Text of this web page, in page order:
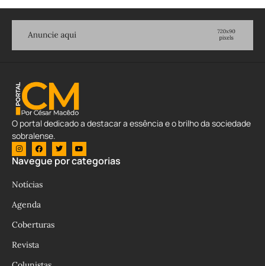
O portal dedicado a destacar a essência e o brilho da sociedade
sobralense.
Navegue por categorias
Notícias
Agenda
Coberturas
Revista